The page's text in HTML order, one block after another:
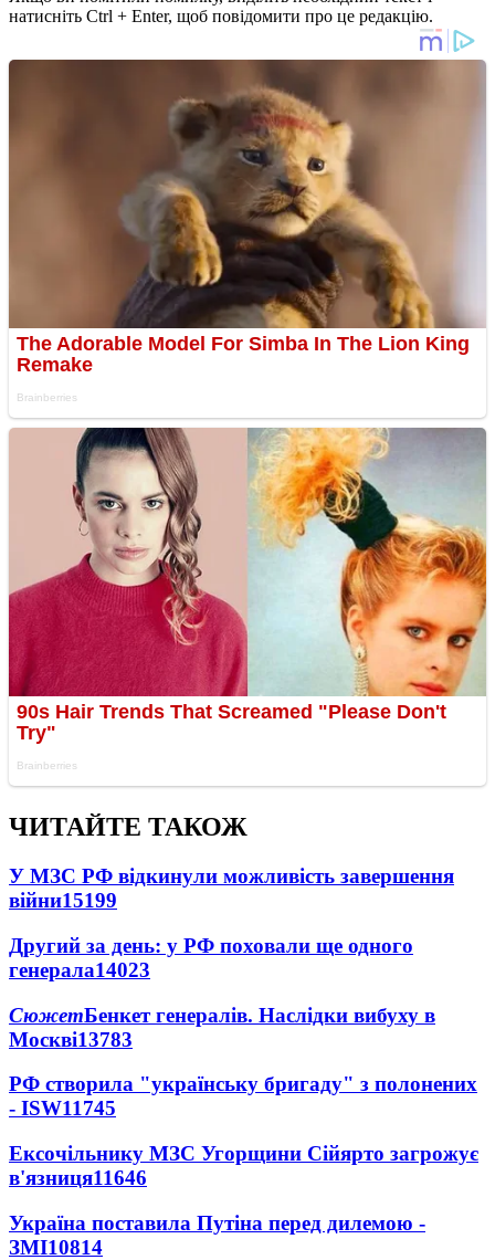
натисніть Ctrl + Enter, щоб повідомити про це редакцію.
ЧИТАЙТЕ ТАКОЖ
У МЗС РФ відкинули можливість завершення
війни15199
Другий за день: у РФ поховали ще одного
генерала14023
СюжетБенкет генералів. Наслідки вибуху в
Москві13783
РФ створила "українську бригаду" з полонених
- ISW11745
Ексочільнику МЗС Угорщини Сійярто загрожує
в'язниця11646
Україна поставила Путіна перед дилемою -
ЗМІ10814